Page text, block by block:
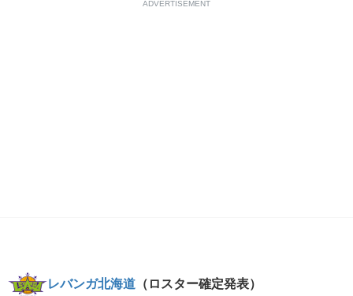
ADVERTISEMENT
レバンガ北海道 （ロスター確定発表）